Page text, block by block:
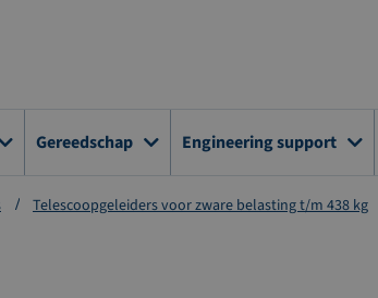
Gereedschap Engineering support
Telescoopgeleiders voor zware belasting t/m 438 kg